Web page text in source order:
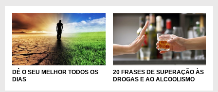
DÊ O SEU MELHOR TODOS OS
DIAS
20 FRASES DE SUPERAÇÃO ÀS
DROGAS E AO ALCOOLISMO